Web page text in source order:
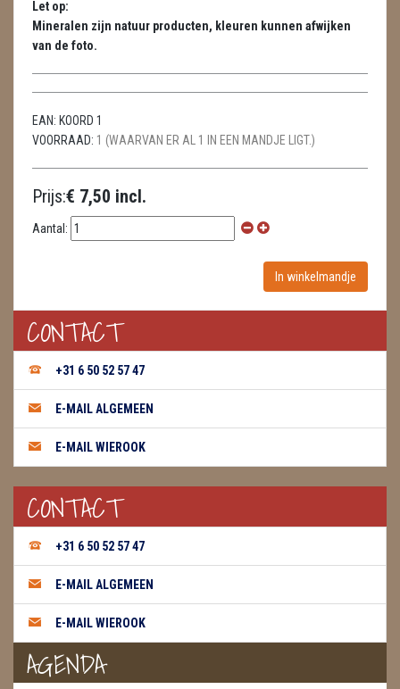
METEORIETEN
READING EN PERSOONLIJK ADVIES
SCHEDELS / SKULLS
SPECIALE STUKKEN
TELEFOON KOORDEN
VLINDERS
WIEROOK, OLIE & TOEBEHOREN
ZAKJES WATER ELIXERS
Let op:
Mineralen zijn natuur producten, kleuren kunnen afwijken
van de foto.
EAN: KOORD 1
VOORRAAD: 1 (WAARVAN ER AL 1 IN EEN MANDJE LIGT.)
Prijs:€ 7,50 incl.
Aantal:
CONTACT
+31 6 50 52 57 47
E-MAIL ALGEMEEN
E-MAIL WIEROOK
CONTACT
+31 6 50 52 57 47
E-MAIL ALGEMEEN
E-MAIL WIEROOK
AGENDA